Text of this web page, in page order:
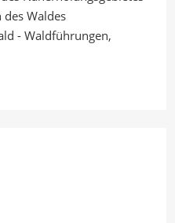
Waldes
- Waldführungen,